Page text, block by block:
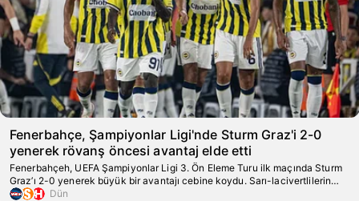
Fenerbahçe, Şampiyonlar Ligi'nde Sturm Graz'i 2-0
yenerek rövanş öncesi avantaj elde etti
Fenerbahçeh, UEFA Şampiyonlar Ligi 3. Ön Eleme Turu ilk maçında Sturm
Graz’ı 2-0 yenerek büyük bir avantajı cebine koydu. Sarı-lacivertlilerin
galibiyeti Avusturya basınında da ses getirirken, karşılaşmanın atmosferine
Dün